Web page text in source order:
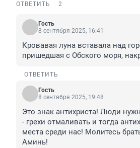
ОТВЕТИТЬ 2
Гость
8 сентября 2025, 16:41
Кровавая луна вставала над
пришедшая с Обского моря,
ОТВЕТИТЬ
Гость
8 сентября 2025, 19:48
Это знак антихриста! Люди
- грехи отмаливать и тогда
места среди нас! Молитесь
Аминь!